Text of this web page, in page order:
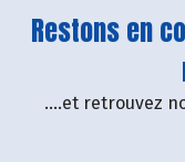
Restons en
....et retrouvez